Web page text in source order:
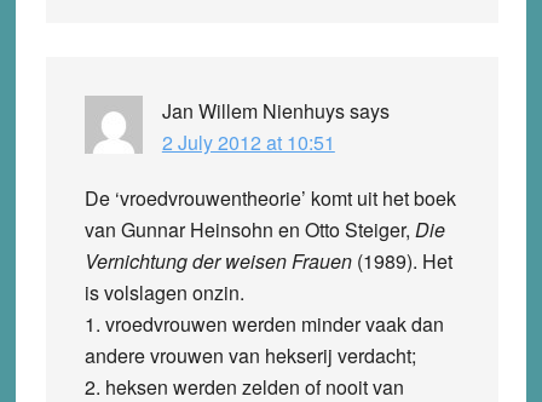
Jan Willem Nienhuyssays
2 July 2012 at 10:51
De ‘vroedvrouwentheorie’ komt uit het boek
van Gunnar Heinsohn en Otto Steiger, Die
Vernichtung der weisen Frauen(1989). Het
is volslagen onzin.
1. vroedvrouwen werden minder vaak dan
andere vrouwen van hekserij verdacht;
2. heksen werden zelden of nooit van